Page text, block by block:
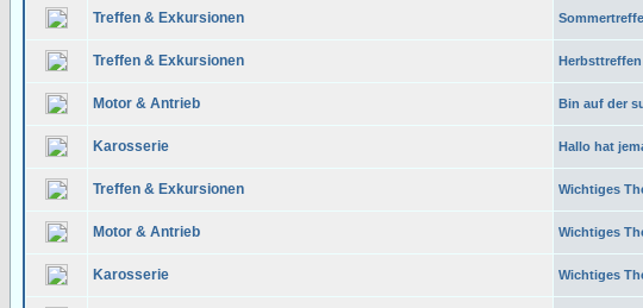
Treffen & Exkursionen
Treffen & Exkursionen
Motor & Antrieb Bin auf der
Karosserie Hallo hat
Treffen & Exkursionen Wichtiges
Motor & Antrieb Wichtiges
Karosserie Wichtiges